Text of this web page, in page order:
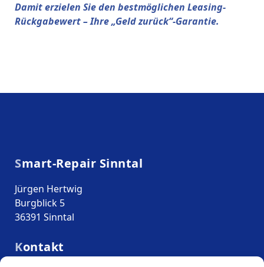
Damit erzielen Sie den bestmöglichen Leasing-
Rückgabewert – Ihre „Geld zurück“-Garantie.
Smart-Repair Sinntal
Jürgen Hertwig
Burgblick 5
36391 Sinntal
Kontakt